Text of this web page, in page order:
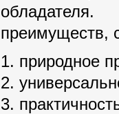
преимуществ,
1. природное
2.
3.